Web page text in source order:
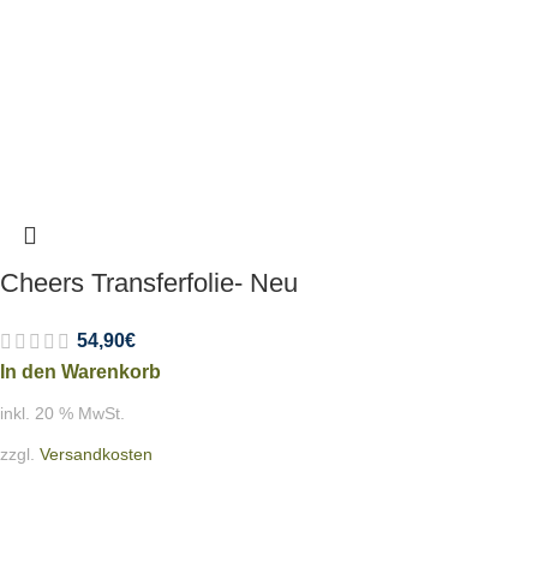
Cheers Transferfolie- Neu
54,90€
In den Warenkorb
inkl. 20 % MwSt.
zzgl. Versandkosten